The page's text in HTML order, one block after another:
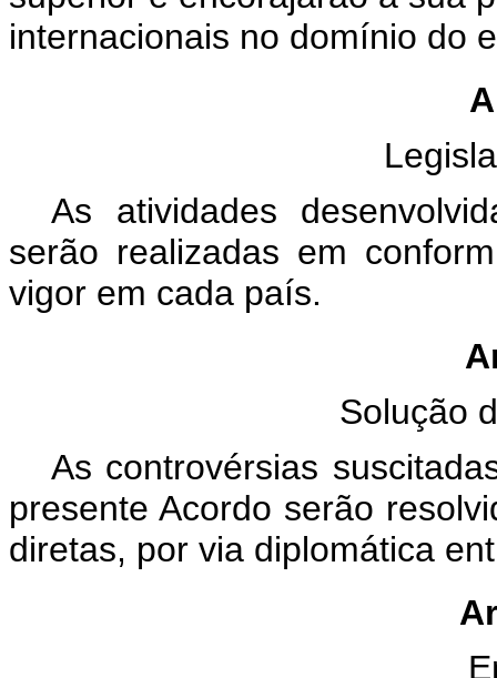
internacionais no domínio do
As atividades
serão realizadas em
vigor em cada país.
Solução
As controvérsias
presente Acordo serão
diretas, por via diplomática